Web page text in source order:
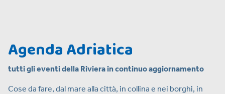
Agenda Adriatica
tutti gli eventi della Riviera in continuo aggiornamento
Cose da fare, dal mare alla città, in collina e nei borghi, in